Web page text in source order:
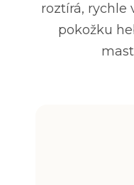
roztírá, rychle
pokožku